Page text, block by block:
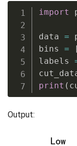
import
data =
bins =
labels
print (
Output: